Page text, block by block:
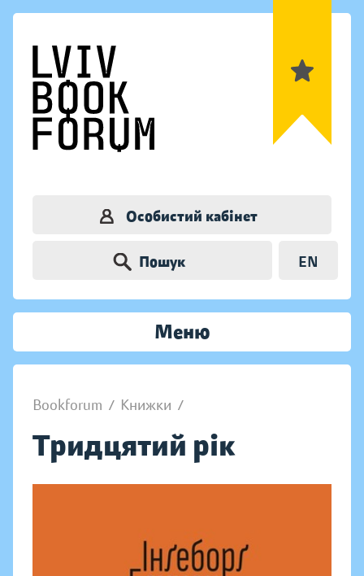
Особистий кабінет
Пошук EN
Меню
Bookforum / Книжки /
Тридцятий рік